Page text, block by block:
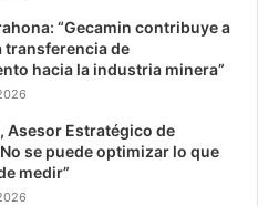
“Gecamin contribuye a
transferencia de
hacia la industria minera”
Asesor Estratégico de
se puede optimizar lo que
medir”